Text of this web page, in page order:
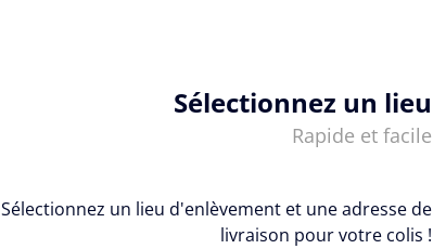
Sélectionnez un lieu
Rapide et facile
Sélectionnez un lieu d'enlèvement et une adresse de
livraison pour votre colis !